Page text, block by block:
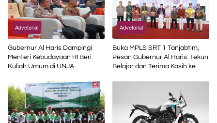
Advetorial
Gubernur Al Haris Dampingi
Menteri Kebudayaan RI Beri
Kuliah Umum di UNJA
Advetorial
Buka MPLS SRT 1 Tanjabtim,
Pesan Gubernur Al Haris: Tekun
Belajar dan Terima Kasih ke